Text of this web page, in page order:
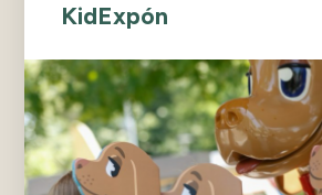
KidExpón